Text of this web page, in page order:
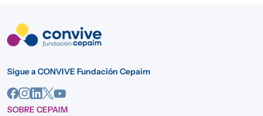
Sigue a CONVIVE Fundación Cepaim
SOBRE CEPAIM